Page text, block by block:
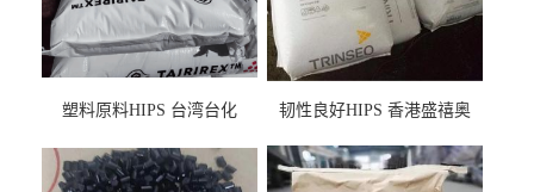
塑料原料HIPS 台湾台化
用料
韧性良好HIPS 香港盛禧奥